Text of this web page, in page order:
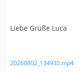
Liebe Grüße Luca
20260802_134935.mp4